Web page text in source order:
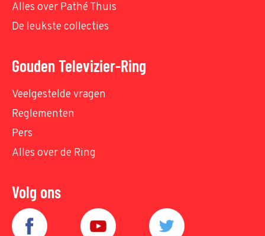
Alles over Pathé Thuis
De leukste collecties
Gouden Televizier-Ring
Veelgestelde vragen
Reglementen
Pers
Alles over de Ring
Volg ons